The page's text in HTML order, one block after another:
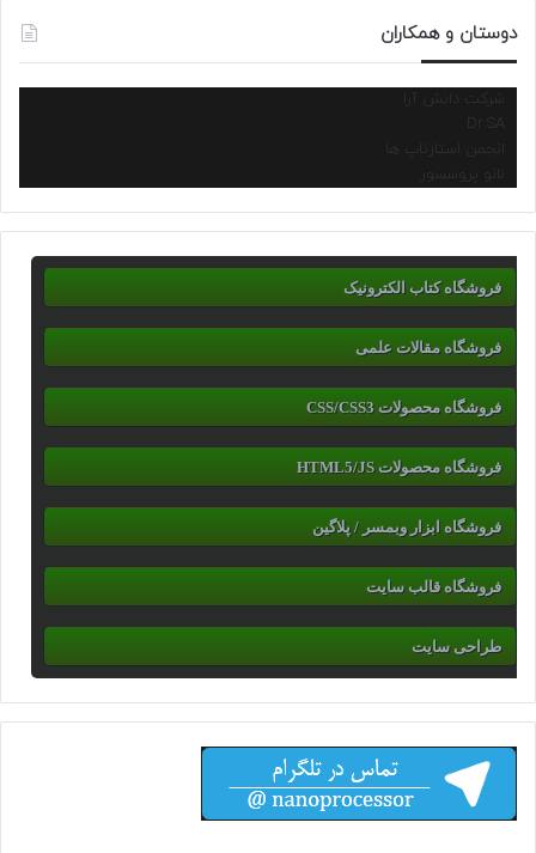
دوستان و همکاران
شرکت دانش آرا
انجمن استارتاپ ها
نانو پروسسور
فروشگاه کتاب الکترونیک
فروشگاه مقالات علمی
فروشگاه محصولات CSS/CSS3
فروشگاه محصولات HTML5/JS
فروشگاه ابزار وبمسر / پلاگین
فروشگاه قالب سایت
طراحی سایت